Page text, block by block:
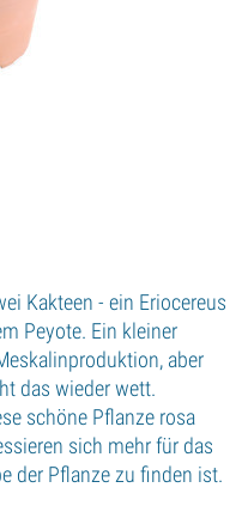
Kakteen - ein Eriocereus
Peyote. Ein kleiner
aber
das wieder wett.
schöne Pflanze rosa
sich mehr für das
der Pflanze zu finden ist.